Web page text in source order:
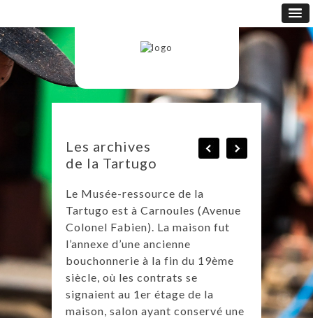
Les archives
de la Tartugo
Le Musée-ressource de la
Tartugo est à Carnoules (Avenue
Colonel Fabien). La maison fut
l’annexe d’une ancienne
bouchonnerie à la fin du 19ème
siècle, où les contrats se
signaient au 1er étage de la
maison, salon ayant conservé une